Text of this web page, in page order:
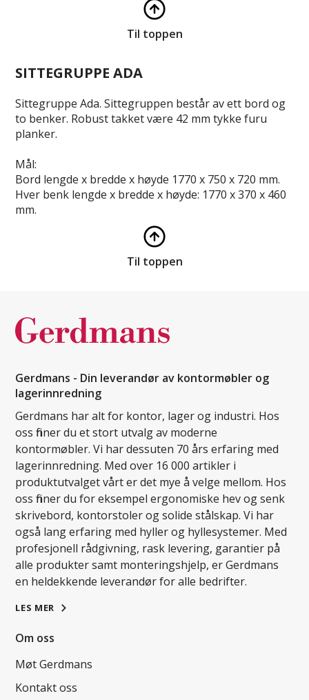
Til toppen
SITTEGRUPPE ADA
Sittegruppe Ada. Sittegruppen består av ett bord og
to benker. Robust takket være 42 mm tykke furu
planker.
Mål:
Bord lengde x bredde x høyde 1770 x 750 x 720 mm.
Hver benk lengde x bredde x høyde: 1770 x 370 x 460
mm.
Til toppen
Gerdmans - Din leverandør av kontormøbler og
lagerinnredning
Gerdmans har alt for kontor, lager og industri. Hos
oss finner du et stort utvalg av moderne
kontormøbler. Vi har dessuten 70 års erfaring med
lagerinnredning. Med over 16 000 artikler i
produktutvalget vårt er det mye å velge mellom. Hos
oss finner du for eksempel ergonomiske hev og senk
skrivebord, kontorstoler og solide stålskap. Vi har
også lang erfaring med hyller og hyllesystemer. Med
profesjonell rådgivning, rask levering, garantier på
alle produkter samt monteringshjelp, er Gerdmans
en heldekkende leverandør for alle bedrifter.
LES MER
Om oss
Møt Gerdmans
Kontakt oss